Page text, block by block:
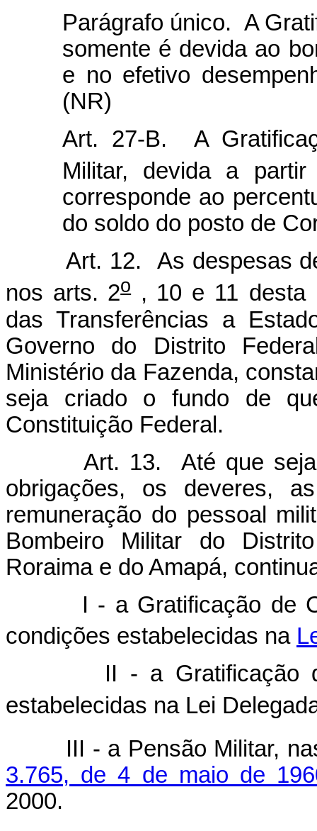
Parágrafo único. A
somente é devida ao
e no efetivo
(NR)
Art. 27-B. A
Militar, devida a
corresponde ao
do soldo do posto de
Art. 12. As despesas
nos arts. 2o, 10 e 11 desta
das Transferências a
Governo do Distrito
Ministério da Fazenda,
seja criado o fundo de
Constituição Federal.
Art. 13. Até que
obrigações, os deveres,
remuneração do pessoal
Bombeiro Militar do
Roraima e do Amapá,
I - a Gratificação de
condições estabelecidas na
II - a Gratificação de
estabelecidas na Lei
III - a Pensão Militar, nas
3.765, de 4 de maio de
2000.